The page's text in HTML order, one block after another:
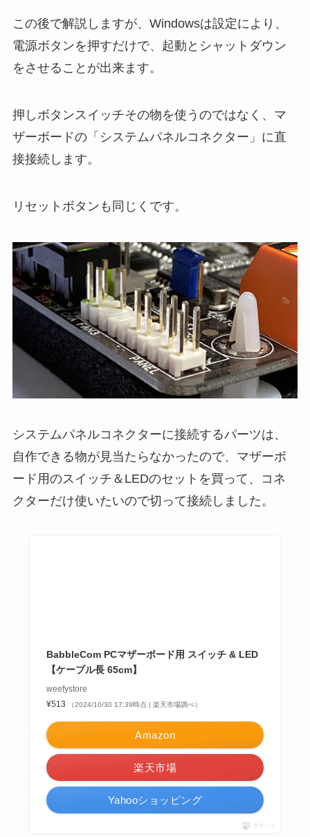
この後で解説しますが、Windowsは設定により、
電源ボタンを押すだけで、起動とシャットダウン
をさせることが出来ます。
押しボタンスイッチその物を使うのではなく、マ
ザーボードの「システムパネルコネクター」に直
接接続します。
リセットボタンも同じくです。
システムパネルコネクターに接続するパーツは、
自作できる物が見当たらなかったので、マザーボ
ード用のスイッチ＆LEDのセットを買って、コネ
クターだけ使いたいので切って接続しました。
BabbleCom PCマザーボード用 スイッチ & LED
【ケーブル長 65cm】
weefystore
¥513
（2024/10/30 17:39時点 | 楽天市場調べ）
Amazon
楽天市場
Yahooショッピング
ポチップ